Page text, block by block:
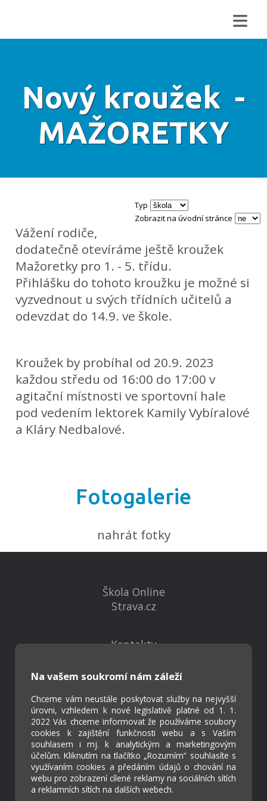
≡
Nový kroužek -
MAŽORETKY
Typ
Zobrazit na úvodní stránce
Vážení rodiče,
dodatečně otevíráme ještě kroužek
Mažoretky pro 1. - 5. třídu.
Přihlášku do tohoto kroužku je možné si
vyzvednout u svých třídních učitelů a
odevzdat do 14.9. ve škole.
Kroužek by probíhal od 20.9. 2023
každou středu od 16:00 do 17:00 v
agitační místnosti ve sportovní hale
pod vedením lektorek Kamily Vybíralové
a Kláry Nedbalové.
Fotogalerie
nahrát fotky
Na vašem soukromí nám záleží
Chceme vám neustále poskytovat služby na nejvyšší
úrovni, vzhledem k nové legislativě platné od 1. 1.
2022 Vás chceme informovat že používáme soubory
cookies k zajištění funkčnosti webu a s Vaším
souhlasem i mj. k analytickým a marketingovým
účelům. Kliknutím na tlačítko „Rozumím“ souhlasíte s
využívaním cookies a předáním údajů o chování na
webu pro zobrazení cílené reklamy na sociálních sítích
a reklamních sítích na dalších webech.
Škola Online
Strava.cz
Kontakty
Virtuální prohlídka
Cookies
Přístupnost
Přihlášení